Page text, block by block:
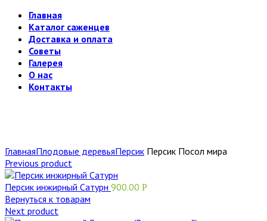
Главная
Каталог саженцев
Доставка и оплата
Советы
Галерея
О нас
Контакты
ГлавнаяПлодовые деревьяПерсик Персик Посол мира
Previous product
Персик инжирный Сатурн 900.00 Р
Вернуться к товарам
Next product